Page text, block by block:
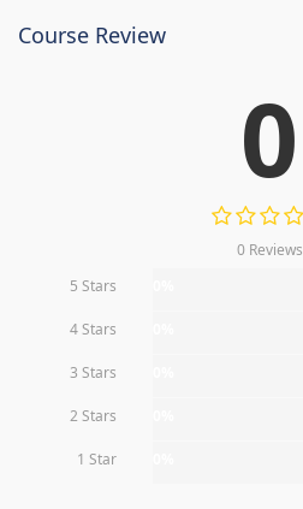
Course Review
0
0 Reviews
5 Stars
4 Stars
3 Stars
2 Stars
1 Star